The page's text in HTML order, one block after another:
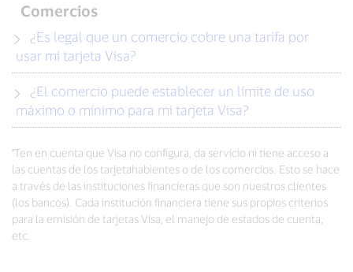
Comercios
usar mi tarjeta Visa?
máximo o mínimo para mi tarjeta Visa?
*Ten en cuenta que Visa no configura, da servicio ni tiene acceso a
las cuentas de los tarjetahabientes o de los comercios. Esto se hace
a través de las instituciones financieras que son nuestros clientes
(los bancos). Cada institución financiera tiene sus propios criterios
para la emisión de tarjetas Visa, el manejo de estados de cuenta,
etc.